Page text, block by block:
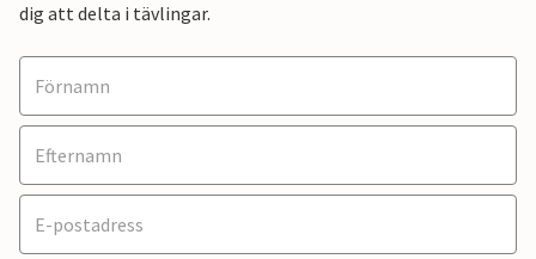
dig att delta i tävlingar.